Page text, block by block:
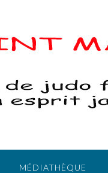
MÉDIATHÈQUE